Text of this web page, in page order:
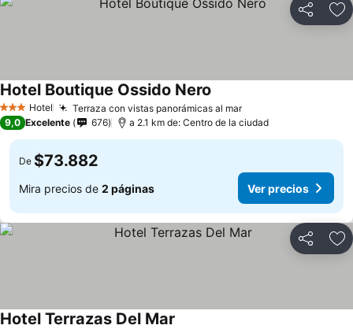
Compartir
3 Estrellas
Hotel Terraza con vistas panorámicas al marVer precios
Hotel Boutique Ossido Nero
9,0 Excelente 676 a 2.1 km de: Centro de la ciudad
De $73.882
Mira precios de 2 páginas Ver precios
Compartir
Hotel Terrazas Del Mar